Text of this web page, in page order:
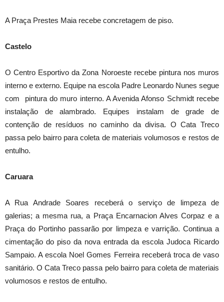
A Praça Prestes Maia recebe concretagem de piso.
Castelo
O Centro Esportivo da Zona Noroeste recebe pintura nos muros
interno e externo. Equipe na escola Padre Leonardo Nunes segue
com pintura do muro interno. A Avenida Afonso Schmidt recebe
instalação de alambrado. Equipes instalam de grade de
contenção de resíduos no caminho da divisa. O Cata Treco
passa pelo bairro para coleta de materiais volumosos e restos de
entulho.
Caruara
A Rua Andrade Soares receberá o serviço de limpeza de
galerias; a mesma rua, a Praça Encarnacion Alves Corpaz e a
Praça do Portinho passarão por limpeza e varrição. Continua a
cimentação do piso da nova entrada da escola Judoca Ricardo
Sampaio. A escola Noel Gomes Ferreira receberá troca de vaso
sanitário. O Cata Treco passa pelo bairro para coleta de materiais
volumosos e restos de entulho.